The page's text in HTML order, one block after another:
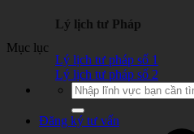
Lý lịch tư Pháp
Lý lịch tư pháp số 1
Lý lịch tư pháp số 2
Đăng ký tư vấn
Mục lục